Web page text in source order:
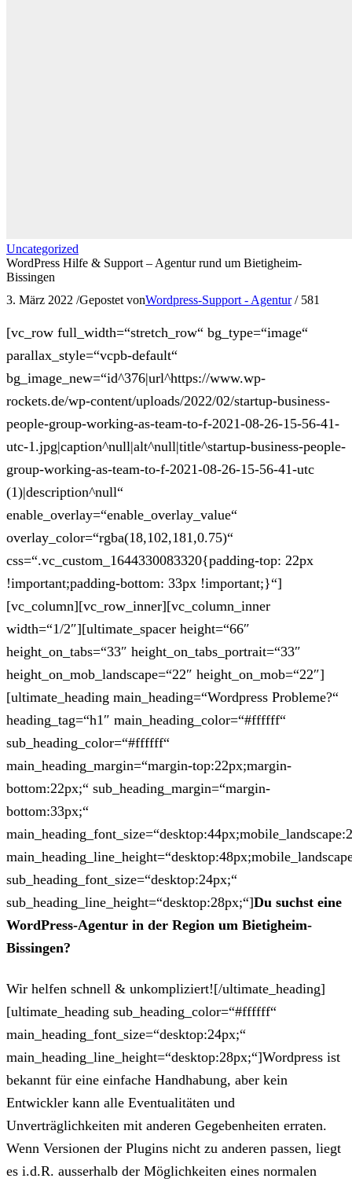
Uncategorized
WordPress Hilfe & Support – Agentur rund um Bietigheim-
Bissingen
3. März 2022 /Gepostet vonWordpress-Support - Agentur / 581
[vc_row full_width=“stretch_row“ bg_type=“image“
parallax_style=“vcpb-default“
bg_image_new=“id^376|url^https://www.wp-
rockets.de/wp-content/uploads/2022/02/startup-business-
people-group-working-as-team-to-f-2021-08-26-15-56-41-
utc-1.jpg|caption^null|alt^null|title^startup-business-people-
group-working-as-team-to-f-2021-08-26-15-56-41-utc
(1)|description^null“
enable_overlay=“enable_overlay_value“
overlay_color=“rgba(18,102,181,0.75)“
css=“.vc_custom_1644330083320{padding-top: 22px
!important;padding-bottom: 33px !important;}“]
[vc_column][vc_row_inner][vc_column_inner
width=“1/2″][ultimate_spacer height=“66″
height_on_tabs=“33″ height_on_tabs_portrait=“33″
height_on_mob_landscape=“22″ height_on_mob=“22″]
[ultimate_heading main_heading=“Wordpress Probleme?“
heading_tag=“h1″ main_heading_color=“#ffffff“
sub_heading_color=“#ffffff“
main_heading_margin=“margin-top:22px;margin-
bottom:22px;“ sub_heading_margin=“margin-
bottom:33px;“
sub_heading_font_size=“desktop:24px;“
sub_heading_line_height=“desktop:28px;“]Du suchst eine
WordPress-Agentur in der Region um Bietigheim-
Bissingen?
Wir helfen schnell & unkompliziert![/ultimate_heading]
[ultimate_heading sub_heading_color=“#ffffff“
main_heading_font_size=“desktop:24px;“
main_heading_line_height=“desktop:28px;“]Wordpress ist
bekannt für eine einfache Handhabung, aber kein
Entwickler kann alle Eventualitäten und
Unverträglichkeiten mit anderen Gegebenheiten erraten.
Wenn Versionen der Plugins nicht zu anderen passen, liegt
es i.d.R. ausserhalb der Möglichkeiten eines normalen